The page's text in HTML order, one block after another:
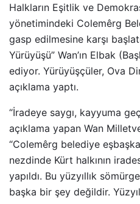
Halkların Eşitlik ve
yönetimindeki Colemêrg
gasp edilmesine karşı
Yürüyüşü” Wan’ın Elbak
ediyor. Yürüyüşçüler, Ova
açıklama yaptı.
“İradeye saygı, kayyuma
açıklama yapan Wan
“Colemêrg belediye
nezdinde Kürt halkının
yapıldı. Bu yüzyıllık
başka bir şey değildir.